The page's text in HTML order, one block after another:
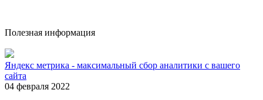
Полезная информация
Яндекс метрика - максимальный сбор аналитики с вашего
сайта
04 февраля 2022